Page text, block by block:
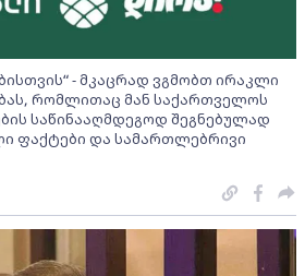
- მკაცრად ვგმობთ ირაკლი
რომლითაც მან საქართველოს
საწინააღმდეგოდ შეგნებულად
ფაქტები და სამართლებრივი